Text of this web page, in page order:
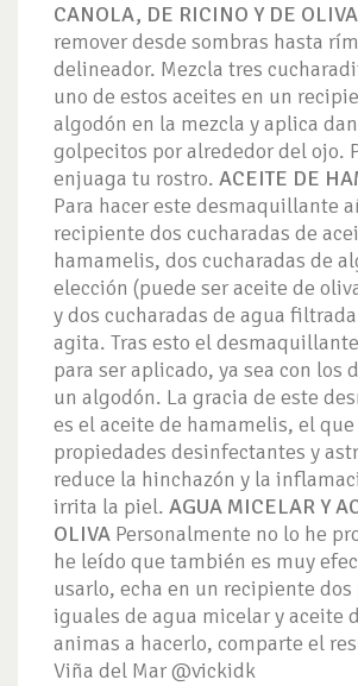
CANOLA, DE RICINO Y DE OLIVA
remover desde sombras hasta
delineador. Mezcla tres
uno de estos aceites en un
algodón en la mezcla y aplica
golpecitos por alrededor del ojo.
enjuaga tu rostro. ACEITE DE
Para hacer este desmaquillante
recipiente dos cucharadas de
hamamelis, dos cucharadas de
elección (puede ser aceite de
y dos cucharadas de agua
agita. Tras esto el
para ser aplicado, ya sea con los
un algodón. La gracia de este
es el aceite de hamamelis, el
propiedades desinfectantes y
reduce la hinchazón y la
irrita la piel. AGUA MICELAR Y
OLIVA Personalmente no lo he
he leído que también es muy
usarlo, echa en un recipiente dos
iguales de agua micelar y aceite
animas a hacerlo, comparte el
Viña del Mar @vickidk